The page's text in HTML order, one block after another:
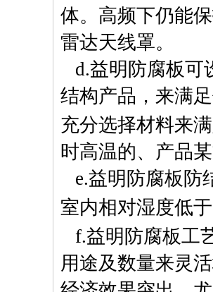
体。高频下仍能
雷达天线罩。
d.益明防腐板可
结构产品，来满
充分选择材料来
时高温的、产品
e.益明防腐板防
室内相对湿度低于
f.益明防腐板工
用途及数量来灵